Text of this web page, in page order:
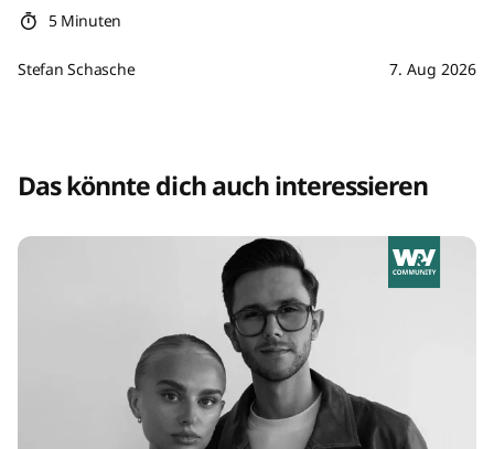
5 Minuten
Stefan Schasche 7. Aug 2026
Das könnte dich auch interessieren